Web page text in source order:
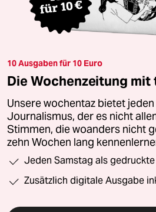
10 Ausgaben für 10 Euro
Die Wochenzeitung
Unsere wochentaz bietet
Journalismus, der es nicht
Stimmen, die woanders nicht
zehn Wochen lang
Jeden Samstag als
Zusätzlich digitale Ausgabe